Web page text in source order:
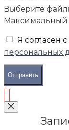
Выберите
Максимальный
Я согласен с
персональных
Отправить